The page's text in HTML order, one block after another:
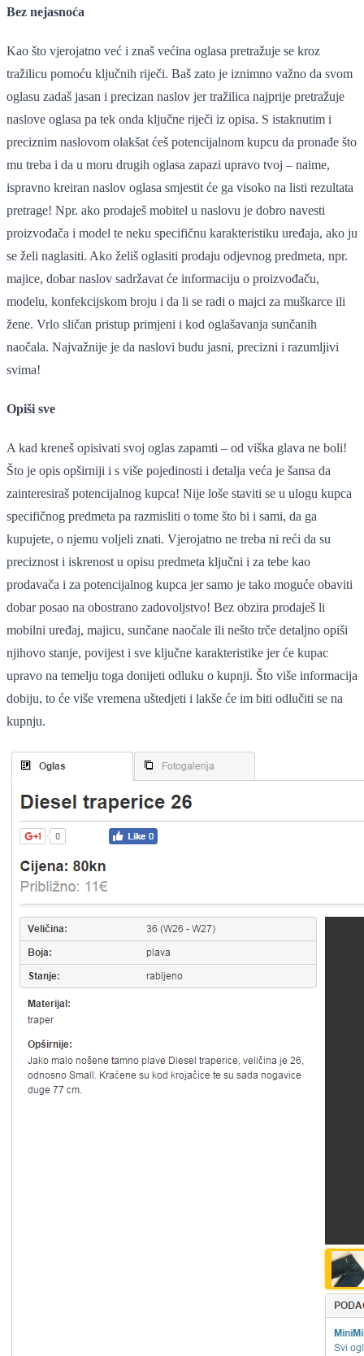
Bez nejasnoća
Kao što vjerojatno već i znaš većina oglasa pretražuje se kroz
tražilicu pomoću ključnih riječi. Baš zato je iznimno važno da svom
oglasu zadaš jasan i precizan naslov jer tražilica najprije pretražuje
naslove oglasa pa tek onda ključne riječi iz opisa. S istaknutim i
preciznim naslovom olakšat ćeš potencijalnom kupcu da pronađe što
mu treba i da u moru drugih oglasa zapazi upravo tvoj – naime,
ispravno kreiran naslov oglasa smjestit će ga visoko na listi rezultata
pretrage! Npr. ako prodaješ mobitel u naslovu je dobro navesti
proizvođača i model te neku specifičnu karakteristiku uređaja, ako ju
se želi naglasiti. Ako želiš oglasiti prodaju odjevnog predmeta, npr.
majice, dobar naslov sadržavat će informaciju o proizvođaču,
modelu, konfekcijskom broju i da li se radi o majci za muškarce ili
žene. Vrlo sličan pristup primjeni i kod oglašavanja sunčanih
naočala. Najvažnije je da naslovi budu jasni, precizni i razumljivi
svima!
Opiši sve
A kad kreneš opisivati svoj oglas zapamti – od viška glava ne boli!
Što je opis opširniji i s više pojedinosti i detalja veća je šansa da
zainteresiraš potencijalnog kupca! Nije loše staviti se u ulogu kupca
specifičnog predmeta pa razmisliti o tome što bi i sami, da ga
kupujete, o njemu voljeli znati. Vjerojatno ne treba ni reći da su
preciznost i iskrenost u opisu predmeta ključni i za tebe kao
prodavača i za potencijalnog kupca jer samo je tako moguće obaviti
dobar posao na obostrano zadovoljstvo! Bez obzira prodaješ li
mobilni uređaj, majicu, sunčane naočale ili nešto trče detaljno opiši
njihovo stanje, povijest i sve ključne karakteristike jer će kupac
upravo na temelju toga donijeti odluku o kupnji. Što više informacija
dobiju, to će više vremena uštedjeti i lakše će im biti odlučiti se na
kupnju.